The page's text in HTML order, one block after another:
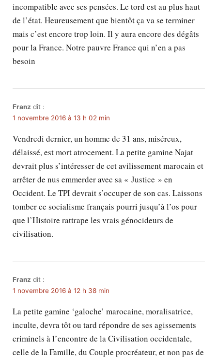
incompatible avec ses pensées. Le tord est au plus haut
de l’état. Heureusement que bientôt ça va se terminer
mais c’est encore trop loin. Il y aura encore des dégâts
pour la France. Notre pauvre France qui n’en a pas
besoin
Franz dit :
1 novembre 2016 à 13 h 02 min
Vendredi dernier, un homme de 31 ans, miséreux,
délaissé, est mort atrocement. La petite gamine Najat
devrait plus s’intéresser de cet avilissement marocain et
arrêter de nus emmerder avec sa « Justice » en
Occident. Le TPI devrait s’occuper de son cas. Laissons
tomber ce socialisme français pourri jusqu’à l’os pour
que l’Histoire rattrape les vrais génocideurs de
civilisation.
Franz dit :
1 novembre 2016 à 12 h 38 min
La petite gamine ‘galoche’ marocaine, moralisatrice,
inculte, devra tôt ou tard répondre de ses agissements
criminels à l’encontre de la Civilisation occidentale,
celle de la Famille, du Couple procréateur, et non pas de